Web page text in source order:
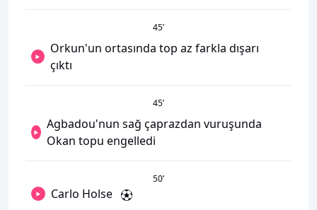
45’
Orkun'un ortasında top az farkla dışarı
çıktı
45’
Agbadou'nun sağ çaprazdan vuruşunda
Okan topu engelledi
50’
Carlo Holse